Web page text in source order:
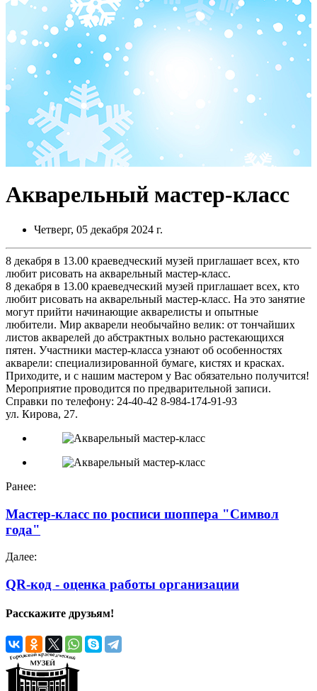
Акварельный мастер-класс
Четверг, 05 декабря 2024 г.
8 декабря в 13.00 краеведческий музей приглашает всех, кто
любит рисовать на акварельный мастер-класс.
8 декабря в 13.00 краеведческий музей приглашает всех, кто
любит рисовать на акварельный мастер-класс. На это занятие
могут прийти начинающие акварелисты и опытные
любители. Мир акварели необычайно велик: от тончайших
листов акварелей до абстрактных вольно растекающихся
пятен. Участники мастер-класса узнают об особенностях
акварели: специализированной бумаге, кистях и красках.
Приходите, и с нашим мастером у Вас обязательно получится!
Мероприятие проводится по предварительной записи.
Справки по телефону: 24-40-42 8-984-174-91-93
ул. Кирова, 27.
Ранее:
Мастер-класс по росписи шоппера "Символ
года"
Далее:
QR-код - оценка работы организации
Расскажите друзьям!